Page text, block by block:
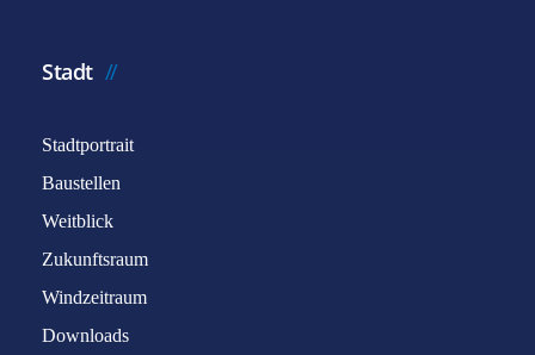
Stadt
Stadtportrait
Baustellen
Weitblick
Zukunftsraum
Windzeitraum
Downloads